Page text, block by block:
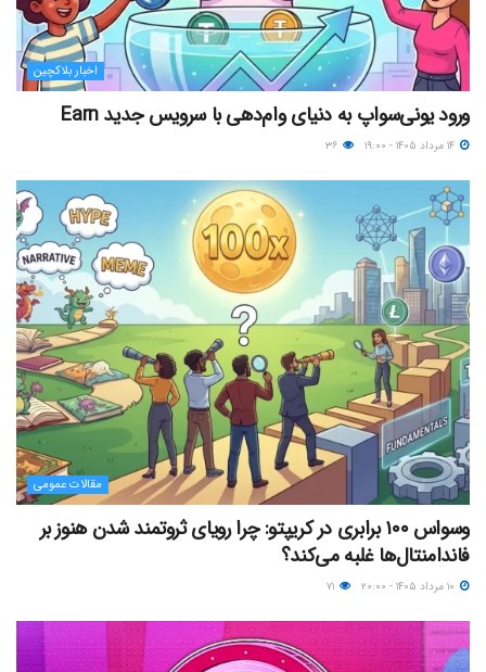
اخبار بلاکچین
ورود یونی‌سواپ به دنیای وام‌دهی با سرویس جدید Earn
مقالات عمومی
وسواس ۱۰۰ برابری در کریپتو: چرا رویای ثروتمند شدن هنوز بر
فاندامنتال‌ها غلبه می‌کند؟